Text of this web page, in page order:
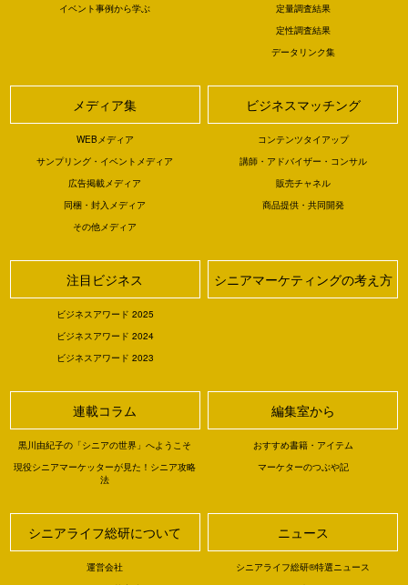
イベント事例から学ぶ
定量調査結果
定性調査結果
データリンク集
メディア集
WEBメディア
サンプリング・イベントメディア
広告掲載メディア
同梱・封入メディア
その他メディア
ビジネスマッチング
コンテンツタイアップ
講師・アドバイザー・コンサル
販売チャネル
商品提供・共同開発
注目ビジネス
ビジネスアワード 2025
ビジネスアワード 2024
ビジネスアワード 2023
シニアマーケティングの考え方
連載コラム
黒川由紀子の「シニアの世界」へようこそ
現役シニアマーケッターが見た！シニア攻略
法
編集室から
おすすめ書籍・アイテム
マーケターのつぶや記
シニアライフ総研について
運営会社
ニュース
シニアライフ総研®特選ニュース